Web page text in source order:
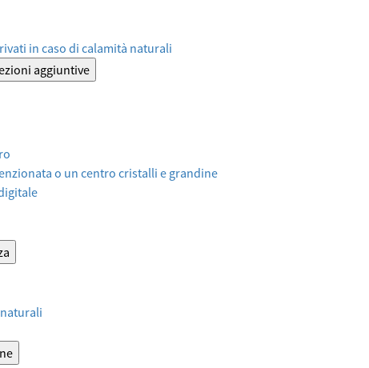
in caso di calamità naturali
aggiuntive
o un centro cristalli e grandine